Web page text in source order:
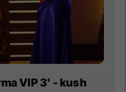
VIP 3' - kush